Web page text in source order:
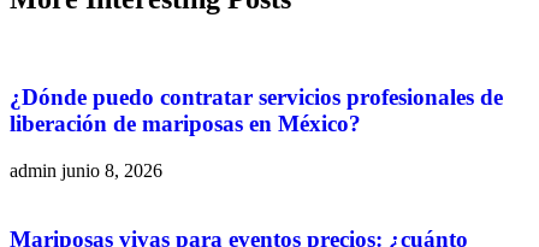
¿Dónde puedo contratar servicios profesionales de
liberación de mariposas en México?
admin junio 8, 2026
Mariposas vivas para eventos precios: ¿cuánto